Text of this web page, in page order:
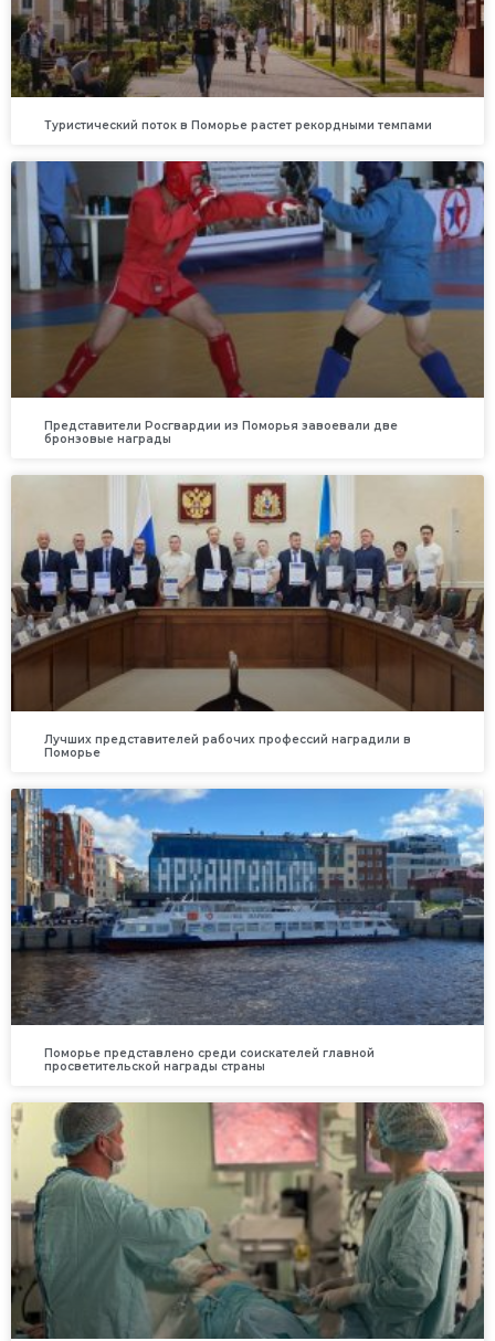
Туристический поток в Поморье растет рекордными темпами
Представители Росгвардии из Поморья завоевали две
бронзовые награды
Лучших представителей рабочих профессий наградили в
Поморье
Поморье представлено среди соискателей главной
просветительской награды страны